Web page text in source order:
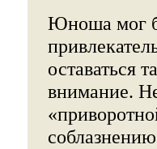
Юноша мог
оставаться
внимание.